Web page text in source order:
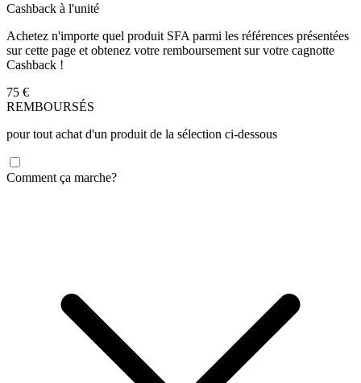
Cashback à l'unité
Achetez n'importe quel produit SFA parmi les références présentées
sur cette page et obtenez votre remboursement sur votre cagnotte
Cashback !
75 €
REMBOURSÉS
pour tout achat d'un produit de la sélection ci-dessous
Comment ça marche?